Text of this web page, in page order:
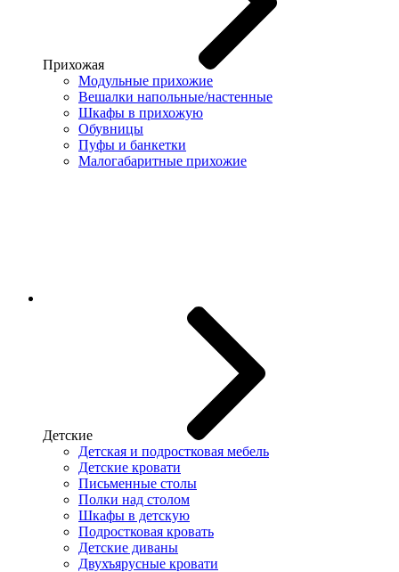
Прихожая
Модульные прихожие
Вешалки напольные/настенные
Шкафы в прихожую
Обувницы
Пуфы и банкетки
Малогабаритные прихожие
Детские
Детская и подростковая мебель
Детские кровати
Письменные столы
Полки над столом
Шкафы в детскую
Подростковая кровать
Детские диваны
Двухъярусные кровати